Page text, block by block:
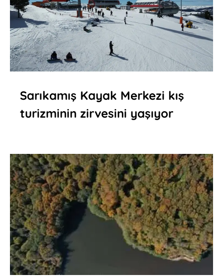
Sarıkamış Kayak Merkezi kış
turizminin zirvesini yaşıyor